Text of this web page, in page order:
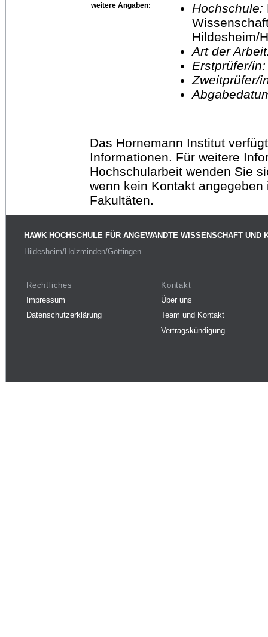
weitere Angaben: Hochschule:
Hildesheim/
Art der
Erstprüfer/
Das Hornemann Institut
Informationen. Für weitere
Hochschularbeit wenden Sie
wenn kein Kontakt
Fakultäten.
HAWK HOCHSCHULE FÜR ANGEWANDTE WISSENSCHAFT UND
Hildesheim/Holzminden/Göttingen
Rechtliches
Impressum
Datenschutzerklärung
Kontakt
Über uns
Team und Kontakt
Vertragskündigung